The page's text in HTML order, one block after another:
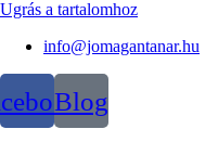
Ugrás a tartalomhoz
info@jomagantanar.hu
Blog